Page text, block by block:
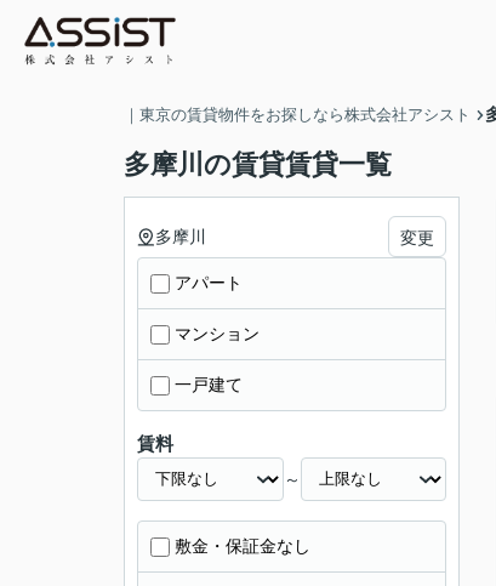
｜東京の賃貸物件をお探しなら株式会社アシスト
多摩川の賃貸賃貸一覧
多摩川 変更
アパート
マンション
一戸建て
賃料
～
敷金・保証金なし